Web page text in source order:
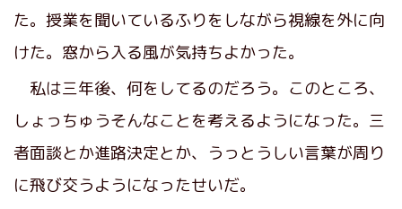
た。授業を聞いているふりをしながら視線を外に向
けた。窓から入る風が気持ちよかった。
私は三年後、何をしてるのだろう。このところ、
しょっちゅうそんなことを考えるようになった。三
者面談とか進路決定とか、うっとうしい言葉が周り
に飛び交うようになったせいだ。